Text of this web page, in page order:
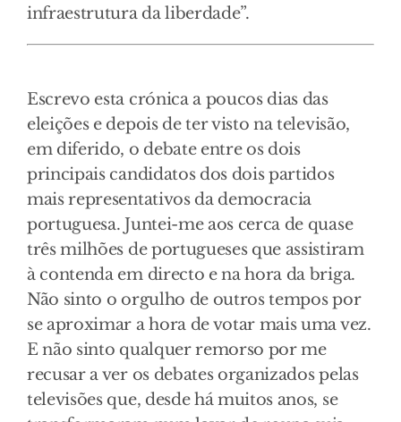
infraestrutura da liberdade”.
Escrevo esta crónica a poucos dias das
eleições e depois de ter visto na televisão,
em diferido, o debate entre os dois
principais candidatos dos dois partidos
mais representativos da democracia
portuguesa. Juntei-me aos cerca de quase
três milhões de portugueses que assistiram
à contenda em directo e na hora da briga.
Não sinto o orgulho de outros tempos por
se aproximar a hora de votar mais uma vez.
E não sinto qualquer remorso por me
recusar a ver os debates organizados pelas
televisões que, desde há muitos anos, se